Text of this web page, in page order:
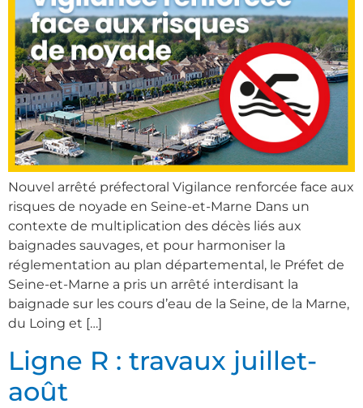
Nouvel arrêté préfectoral Vigilance renforcée face aux
risques de noyade en Seine-et-Marne Dans un
contexte de multiplication des décès liés aux
baignades sauvages, et pour harmoniser la
réglementation au plan départemental, le Préfet de
Seine-et-Marne a pris un arrêté interdisant la
baignade sur les cours d’eau de la Seine, de la Marne,
du Loing et […]
Ligne R : travaux juillet-
août